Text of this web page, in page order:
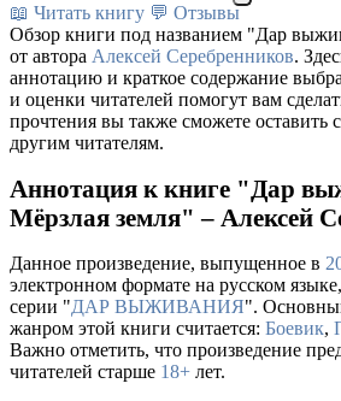
📖 Читать книгу 💬 Отзывы
Обзор книги под названием "Дар
от автора Алексей Серебренников.
аннотацию и краткое содержание
и оценки читателей помогут вам
прочтения вы также сможете оставить
другим читателям.
Аннотация к книге "Дар
Мёрзлая земля" – Алексей
Данное произведение, выпущенное в
электронном формате на русском
серии "ДАР ВЫЖИВАНИЯ".
жанром этой книги считается: Боевик,
Важно отметить, что произведение
читателей старше 18+ лет.